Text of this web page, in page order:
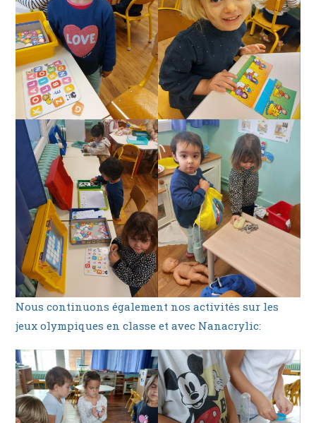
Nous continuons également nos activités sur les
jeux olympiques en classe et avec Nanacrylic: